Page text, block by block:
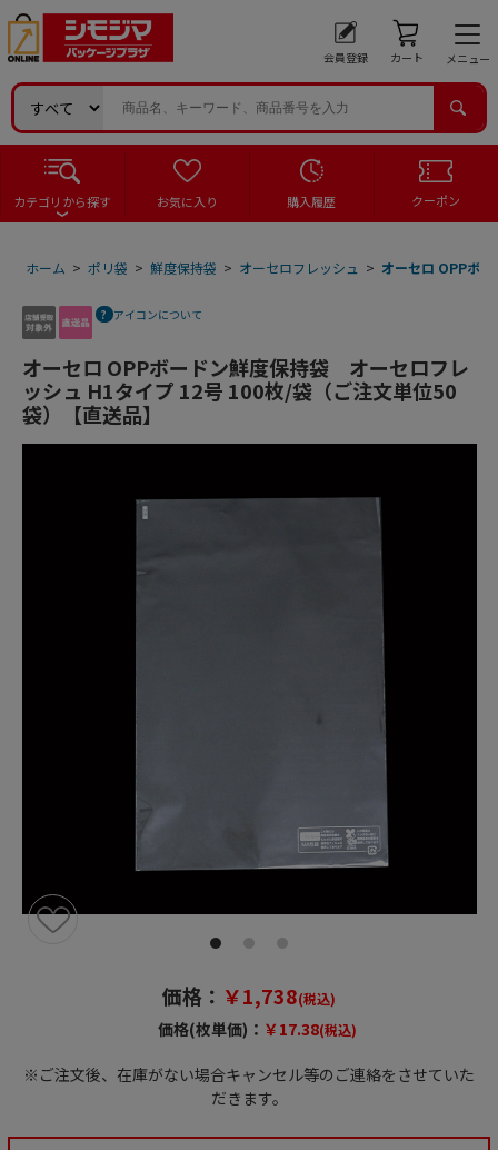
会員登録 カート メニュー
カテゴリから探す お気に入り 購入履歴 クーポン
ホーム > ポリ袋 > 鮮度保持袋 > オーセロフレッシュ > オーセロ OPPボ
アイコンについて
オーセロ OPPボードン鮮度保持袋 オーセロフレ
ッシュ H1タイプ 12号 100枚/袋（ご注文単位50
袋）【直送品】
価格： ￥1,738(税込)
価格(枚単価)： ￥17.38(税込)
※ご注文後、在庫がない場合キャンセル等のご連絡をさせていた
だきます。